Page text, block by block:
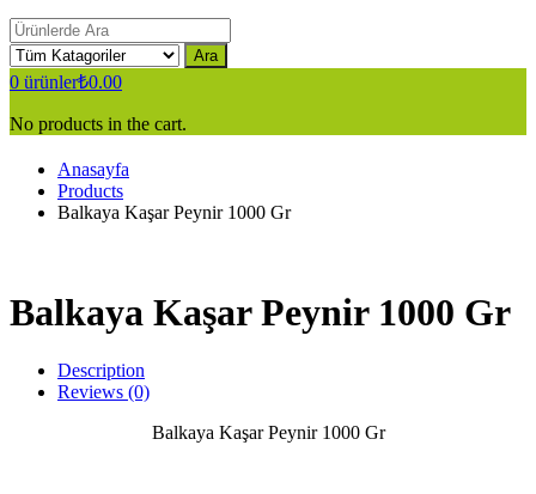
Ara
0 ürünler₺0.00
No products in the cart.
Anasayfa
Products
Balkaya Kaşar Peynir 1000 Gr
Balkaya Kaşar Peynir 1000 Gr
Description
Reviews (0)
Balkaya Kaşar Peynir 1000 Gr